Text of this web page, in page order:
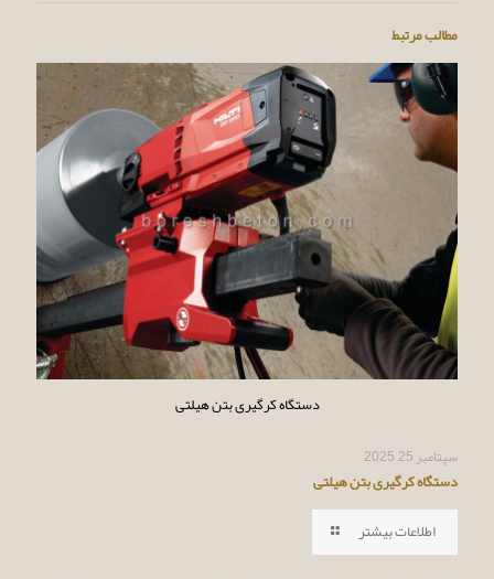
مطالب مرتبط
دستگاه کرگیری بتن هیلتی
سپتامبر 25, 2025
دستگاه کرگیری بتن هیلتی
اطلاعات بیشتر